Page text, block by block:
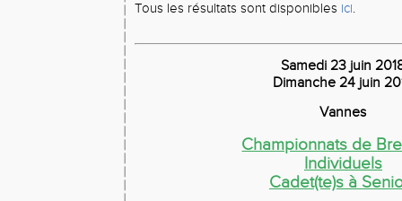
Tous les résultats sont disponibles ici.
Samedi 23 juin
Dimanche 24 juin
Vannes
Championnats de
Individuels
Cadet(te)s à